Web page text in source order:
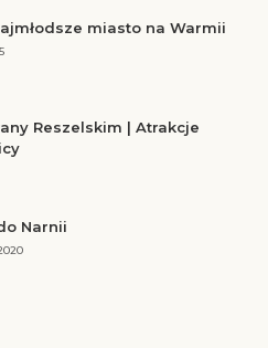
miasto na Warmii
Reszelskim | Atrakcje
Narnii